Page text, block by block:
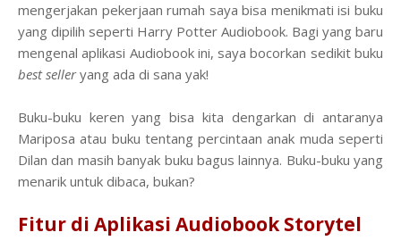
mengerjakan pekerjaan rumah saya bisa menikmati isi buku
yang dipilih seperti Harry Potter Audiobook. Bagi yang baru
mengenal aplikasi Audiobook ini, saya bocorkan sedikit buku
best selleryang ada di sana yak!
Buku-buku keren yang bisa kita dengarkan di antaranya
Mariposa atau buku tentang percintaan anak muda seperti
Dilan dan masih banyak buku bagus lainnya. Buku-buku yang
menarik untuk dibaca, bukan?
Fitur di Aplikasi Audiobook Storytel